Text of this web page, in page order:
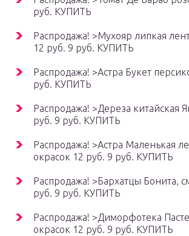
руб. КУПИТЬ
Распродажа! >Мухояр липкая
12 руб. 9 руб. КУПИТЬ
Распродажа! >Астра Букет
руб. КУПИТЬ
Распродажа! >Дереза китайская
руб. 9 руб. КУПИТЬ
Распродажа! >Астра Маленькая
окрасок 12 руб. 9 руб. КУПИТЬ
Распродажа! >Бархатцы Бонита,
руб. 9 руб. КУПИТЬ
Распродажа! >Диморфотека
окрасок 12 руб. 9 руб. КУПИТЬ